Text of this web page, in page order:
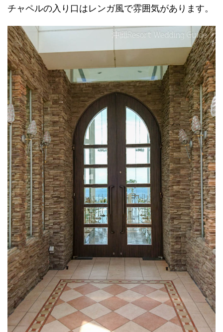
チャペルの入り口はレンガ風で雰囲気があります。